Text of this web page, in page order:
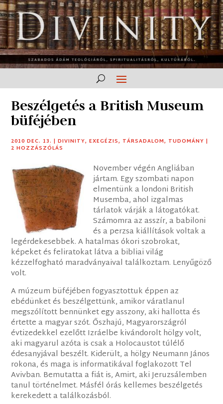
Beszélgetés a British Museum
büféjében
2010 DEC. 13. |DIVINITY,EXEGÉZIS, TÁRSADALOM, TUDOMÁNY |
2 HOZZÁSZÓLÁS
November végén Angliában
jártam. Egy szombati napon
elmentünk a londoni British
Musemba, ahol izgalmas
tárlatok várják a látogatókat.
Számomra az asszír, a babiloni
és a perzsa kiállítások voltak a
legérdekesebbek. A hatalmas ókori szobrokat,
képeket és feliratokat látva a bibliai világ
kézzelfogható maradványaival találkoztam. Lenyűgöző
volt.
A múzeum büféjében fogyasztottuk éppen az
ebédünket és beszélgettünk, amikor váratlanul
megszólított bennünket egy asszony, aki hallotta és
értette a magyar szót. Őszhajú, Magyarországról
évtizedekkel ezelőtt Izráelbe kivándorolt hölgy volt,
aki magyarul azóta is csak a Holocaustot túlélő
édesanyjával beszélt. Kiderült, a hölgy Neumann János
rokona, és maga is informatikával foglakozott Tel
Avivban. Bemutatta a fiát is, Amirt, aki Jeruzsálemben
tanul történelmet. Másfél órás kellemes beszélgetés
kerekedett a találkozásból.